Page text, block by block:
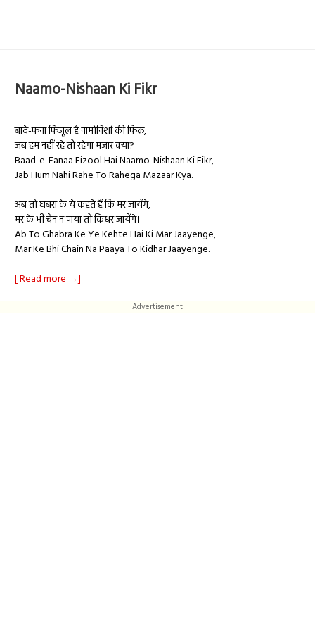
Naamo-Nishaan Ki Fikr
बादे-फना फिजूल है नामोनिशां की फिक्र,
जब हम नहीं रहे तो रहेगा मज़ार क्या?
Baad-e-Fanaa Fizool Hai Naamo-Nishaan Ki Fikr,
Jab Hum Nahi Rahe To Rahega Mazaar Kya.
अब तो घबरा के ये कहते हैं कि मर जायेंगे,
मर के भी चैन न पाया तो किधर जायेंगे।
Ab To Ghabra Ke Ye Kehte Hai Ki Mar Jaayenge,
Mar Ke Bhi Chain Na Paaya To Kidhar Jaayenge.
[ Read more →]
Advertisement